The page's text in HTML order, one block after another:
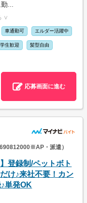
...
∨
車通勤可 エルダー活躍中
生歓迎 髪型自由
応募画面に進む
・派遣）
登録制/ペットボト
け♪来社不要！カン
単発OK